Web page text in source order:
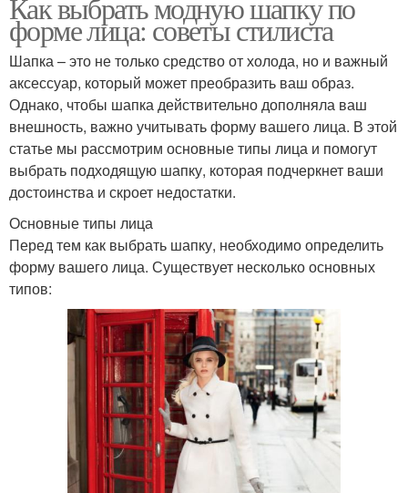
форме лица: советы стилиста
Шапка – это не только средство от холода, но и важный
аксессуар, который может преобразить ваш образ.
Однако, чтобы шапка действительно дополняла ваш
внешность, важно учитывать форму вашего лица. В этой
статье мы рассмотрим основные типы лица и помогут
выбрать подходящую шапку, которая подчеркнет ваши
достоинства и скроет недостатки.
Основные типы лица
Перед тем как выбрать шапку, необходимо определить
форму вашего лица. Существует несколько основных
типов: